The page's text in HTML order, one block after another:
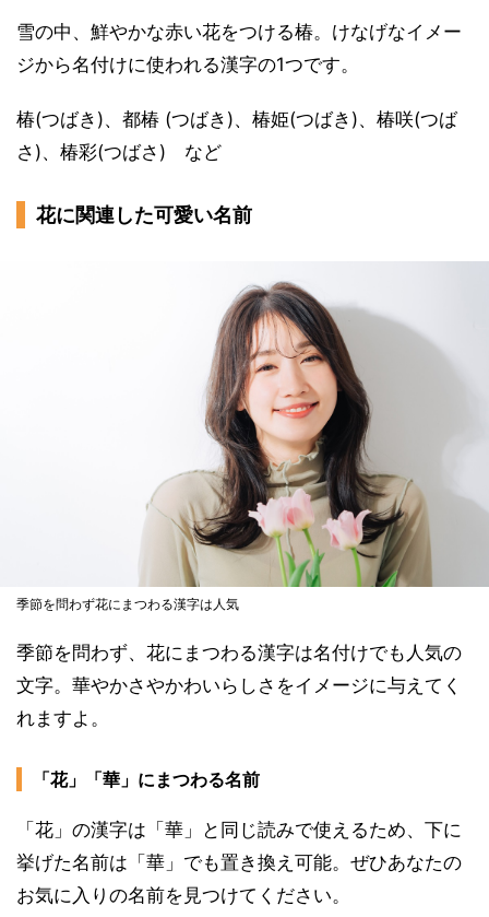
雪の中、鮮やかな赤い花をつける椿。けなげなイメー
ジから名付けに使われる漢字の1つです。
椿(つばき)、都椿 (つばき)、椿姫(つばき)、椿咲(つば
さ)、椿彩(つばさ) など
花に関連した可愛い名前
季節を問わず花にまつわる漢字は人気
季節を問わず、花にまつわる漢字は名付けでも人気の
文字。華やかさやかわいらしさをイメージに与えてく
れますよ。
「花」「華」にまつわる名前
「花」の漢字は「華」と同じ読みで使えるため、下に
挙げた名前は「華」でも置き換え可能。ぜひあなたの
お気に入りの名前を見つけてください。